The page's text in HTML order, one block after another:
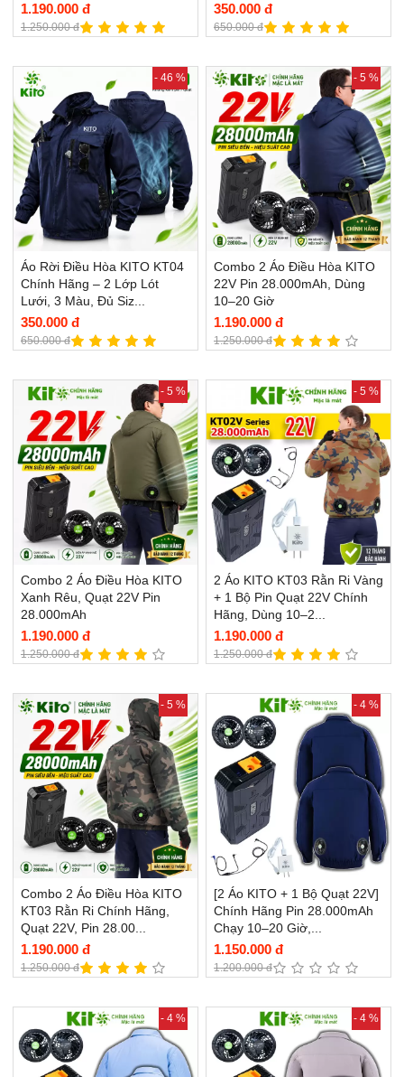
1.190.000 đ
1.250.000 đ
350.000 đ
650.000 đ
- 46 %
Áo Rời Điều Hòa KITO KT04
Chính Hãng – 2 Lớp Lót
Lưới, 3 Màu, Đủ Siz...
350.000 đ
650.000 đ
- 5 %
Combo 2 Áo Điều Hòa KITO
22V Pin 28.000mAh, Dùng
10–20 Giờ
1.190.000 đ
1.250.000 đ
- 5 %
Combo 2 Áo Điều Hòa KITO
Xanh Rêu, Quạt 22V Pin
28.000mAh
1.190.000 đ
1.250.000 đ
- 5 %
2 Áo KITO KT03 Rằn Ri Vàng
+ 1 Bộ Pin Quạt 22V Chính
Hãng, Dùng 10–2...
1.190.000 đ
1.250.000 đ
- 5 %
Combo 2 Áo Điều Hòa KITO
KT03 Rằn Ri Chính Hãng,
Quạt 22V, Pin 28.00...
1.190.000 đ
1.250.000 đ
- 4 %
[2 Áo KITO + 1 Bộ Quạt 22V]
Chính Hãng Pin 28.000mAh
Chạy 10–20 Giờ,...
1.150.000 đ
1.200.000 đ
- 4 % - 4 %